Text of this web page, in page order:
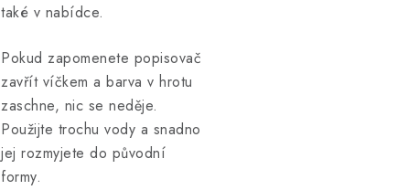
také v nabídce.
Pokud zapomenete popisovač
zavřít víčkem a barva v hrotu
zaschne, nic se neděje.
Použijte trochu vody a snadno
jej rozmyjete do původní
formy.